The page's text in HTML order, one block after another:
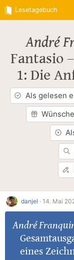
Lesetagebuch
André
Fantasio
1: Die
Als gelesen
danjel · 14. Mai
André
eines